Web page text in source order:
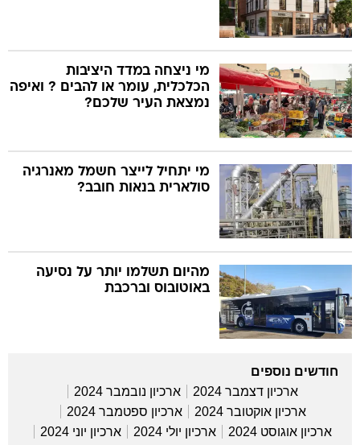
מי ניצחה במדד היציבות
הכלכלית, עומר או להבים ? ואיפה
נמצאת העיר שלכם?
מי יתחיל לייצר חשמל מאנרגיה
סולארית בנאות חובב?
מהיום תשלמו יותר על נסיעה
באוטובוס וברכבת
חודשים נוספים
ארכיון דצמבר 2024
ארכיון נובמבר 2024
ארכיון אוקטובר 2024
ארכיון ספטמבר 2024
ארכיון אוגוסט 2024
ארכיון יולי 2024 ארכיון יוני 2024